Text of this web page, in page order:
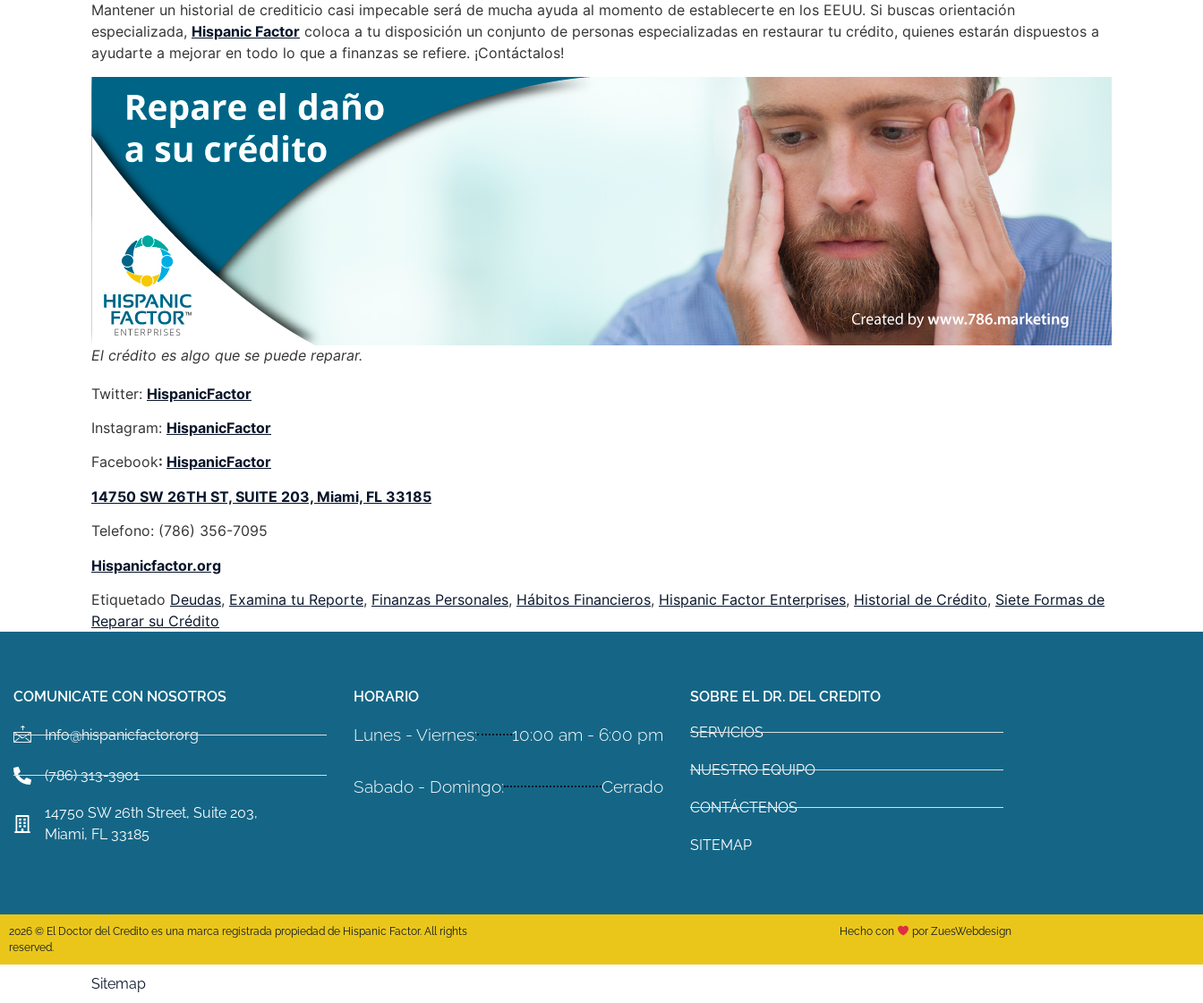
Mantener un historial de crediticio casi impecable será de mucha ayuda al momento de establecerte en los EEUU. Si buscas orientación
especializada, Hispanic Factor coloca a tu disposición un conjunto de personas especializadas en restaurar tu crédito, quienes estarán dispuestos a
ayudarte a mejorar en todo lo que a finanzas se refiere. ¡Contáctalos!
El crédito es algo que se puede reparar.
Twitter: HispanicFactor
Instagram: HispanicFactor
Facebook: HispanicFactor
14750 SW 26TH ST, SUITE 203, Miami, FL 33185
Telefono: (786) 356-7095
Hispanicfactor.org
Etiquetado Deudas, Examina tu Reporte, Finanzas Personales, Hábitos Financieros, Hispanic Factor Enterprises, Historial de Crédito, Siete Formas de
Reparar su Crédito
COMUNICATE CON NOSOTROS
Info@hispanicfactor.org
(786) 313-3901
14750 SW 26th Street, Suite 203,
Miami, FL 33185
HORARIO
Lunes - Viernes: 10:00 am - 6:00 pm
Sabado - Domingo: Cerrado
SOBRE EL DR. DEL CREDITO
SERVICIOS
NUESTRO EQUIPO
CONTÁCTENOS
SITEMAP
2026 © El Doctor del Credito es una marca registrada propiedad de Hispanic Factor. All rights
reserved.
Hecho con por ZuesWebdesign
Sitemap